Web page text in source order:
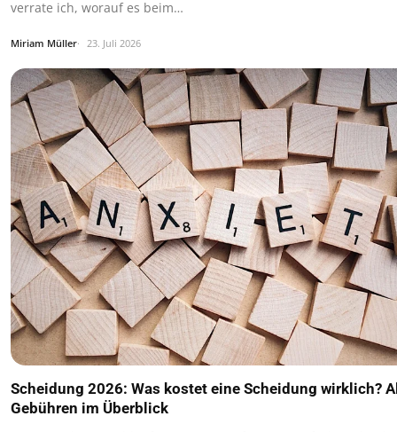
verrate ich, worauf es beim…
Miriam Müller 23. Juli 2026
Scheidung 2026: Was kostet eine Scheidung wirklich?
Gebühren im Überblick